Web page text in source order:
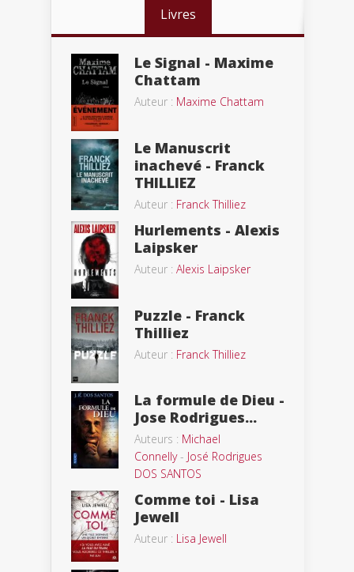
Livres
Le Signal - Maxime
Chattam
Auteur : Maxime Chattam
Le Manuscrit
inachevé - Franck
THILLIEZ
Auteur : Franck Thilliez
Hurlements - Alexis
Laipsker
Auteur : Alexis Laipsker
Puzzle - Franck
Thilliez
Auteur : Franck Thilliez
La formule de Dieu -
Jose Rodrigues...
Auteurs : Michael
Connelly- José Rodrigues
DOS SANTOS
Comme toi - Lisa
Jewell
Auteur : Lisa Jewell